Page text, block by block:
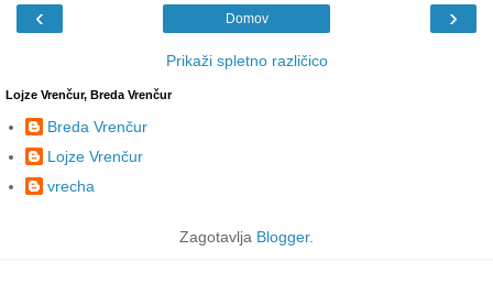
‹ ›
Domov
Prikaži spletno različico
Lojze Vrenčur, Breda Vrenčur
Breda Vrenčur
Lojze Vrenčur
vrecha
Zagotavlja Blogger.